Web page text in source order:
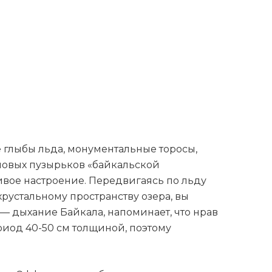
льда, монументальные торосы,
пузырьков «байкальской
настроение. Передвигаясь по льду
пространству озера, вы
дыхание Байкала, напоминает, что нрав
40-50 см толщиной, поэтому